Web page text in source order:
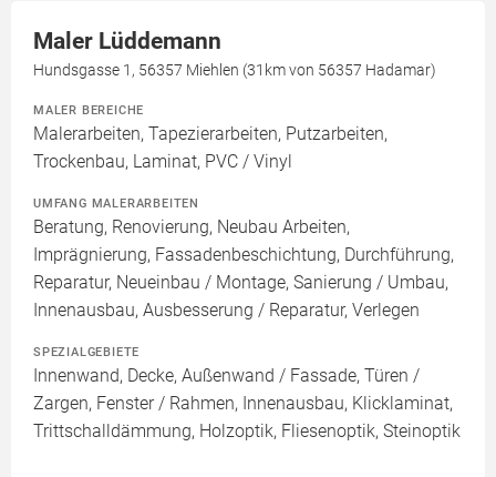
Maler Lüddemann
Hundsgasse 1, 56357 Miehlen (31km von 56357 Hadamar)
MALER BEREICHE
Malerarbeiten, Tapezierarbeiten, Putzarbeiten,
Trockenbau, Laminat, PVC / Vinyl
UMFANG MALERARBEITEN
Beratung, Renovierung, Neubau Arbeiten,
Imprägnierung, Fassadenbeschichtung, Durchführung,
Reparatur, Neueinbau / Montage, Sanierung / Umbau,
Innenausbau, Ausbesserung / Reparatur, Verlegen
SPEZIALGEBIETE
Innenwand, Decke, Außenwand / Fassade, Türen /
Zargen, Fenster / Rahmen, Innenausbau, Klicklaminat,
Trittschalldämmung, Holzoptik, Fliesenoptik, Steinoptik